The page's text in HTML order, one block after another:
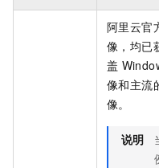
阿里云官
像，均已
盖
像和主流
像。
说明